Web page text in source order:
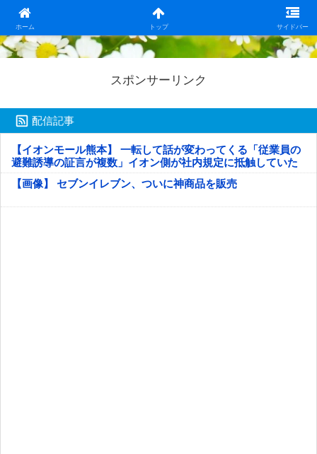
ホーム トップ サイドバー
日本第一！ニュース録
スポンサーリンク
配信記事
【イオンモール熊本】 一転して話が変わってくる「従業員の
避難誘導の証言が複数」イオン側が社内規定に抵触していた
疑い
【画像】 セブンイレブン、ついに神商品を販売